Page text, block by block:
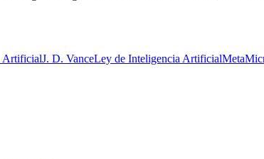
ArtificialJ. D. VanceLey de Inteligencia ArtificialMeta